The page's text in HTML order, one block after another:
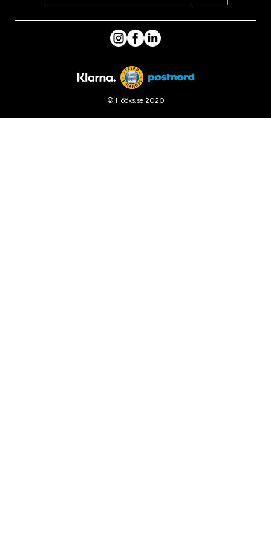
© Hööks.se 2020